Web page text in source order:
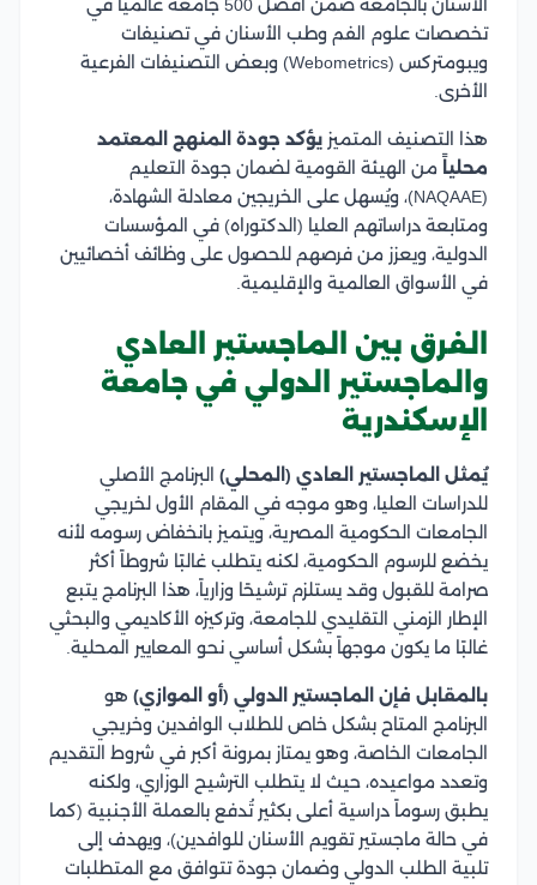
الأسنان بالجامعة ضمن أفضل 500 جامعة عالمياً في
تخصصات علوم الفم وطب الأسنان في تصنيفات
ويبومتركس (Webometrics) وبعض التصنيفات الفرعية
الأخرى.
هذا التصنيف المتميز يؤكد جودة المنهج المعتمد
محلياً من الهيئة القومية لضمان جودة التعليم
(NAQAAE)، ويُسهل على الخريجين معادلة الشهادة،
ومتابعة دراساتهم العليا (الدكتوراه) في المؤسسات
الدولية، ويعزز من فرصهم للحصول على وظائف أخصائيين
في الأسواق العالمية والإقليمية.
الفرق بين الماجستير العادي
والماجستير الدولي في جامعة
الإسكندرية
يُمثل الماجستير العادي (المحلي) البرنامج الأصلي
للدراسات العليا، وهو موجه في المقام الأول لخريجي
الجامعات الحكومية المصرية، ويتميز بانخفاض رسومه لأنه
يخضع للرسوم الحكومية، لكنه يتطلب غالبًا شروطاً أكثر
صرامة للقبول وقد يستلزم ترشيحًا وزارياً، هذا البرنامج يتبع
الإطار الزمني التقليدي للجامعة، وتركيزه الأكاديمي والبحثي
غالبًا ما يكون موجهاً بشكل أساسي نحو المعايير المحلية.
بالمقابل فإن الماجستير الدولي (أو الموازي) هو
البرنامج المتاح بشكل خاص للطلاب الوافدين وخريجي
الجامعات الخاصة، وهو يمتاز بمرونة أكبر في شروط التقديم
وتعدد مواعيده، حيث لا يتطلب الترشيح الوزاري، ولكنه
يطبق رسوماً دراسية أعلى بكثير تُدفع بالعملة الأجنبية (كما
في حالة ماجستير تقويم الأسنان للوافدين)، ويهدف إلى
تلبية الطلب الدولي وضمان جودة تتوافق مع المتطلبات